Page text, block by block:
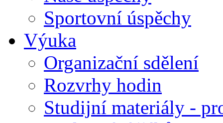
Sportovní úspěchy
Výuka
Organizační sdělení
Rozvrhy hodin
Studijní materiály -